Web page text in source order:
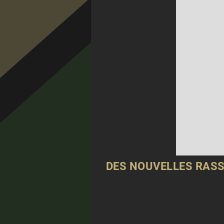
DES NOUVELLES